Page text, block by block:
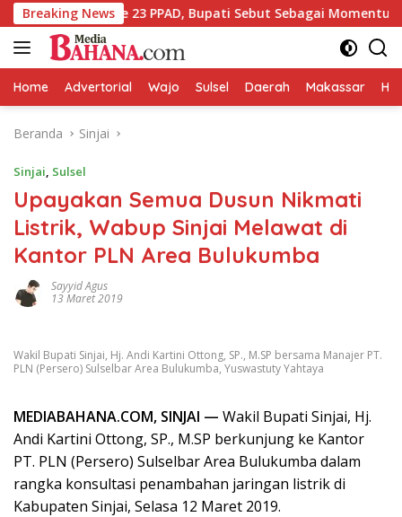
Langsung
ke
konten
Breaking News
HUT ke 23 PPAD, Bupati Sebut Sebagai Momentum Pererat
Home Advertorial Wajo Sulsel Daerah Makassar
Beranda Sinjai
Sinjai, Sulsel
Upayakan Semua Dusun Nikmati
Listrik, Wabup Sinjai Melawat di
Kantor PLN Area Bulukumba
Sayyid Agus
13 Maret 2019
Wakil Bupati Sinjai, Hj. Andi Kartini Ottong, SP., M.SP bersama Manajer PT.
PLN (Persero) Sulselbar Area Bulukumba, Yuswastuty Yahtaya
MEDIABAHANA.COM, SINJAI — Wakil Bupati Sinjai, Hj.
Andi Kartini Ottong, SP., M.SP berkunjung ke Kantor
PT. PLN (Persero) Sulselbar Area Bulukumba dalam
rangka konsultasi penambahan jaringan listrik di
Kabupaten Sinjai, Selasa 12 Maret 2019.